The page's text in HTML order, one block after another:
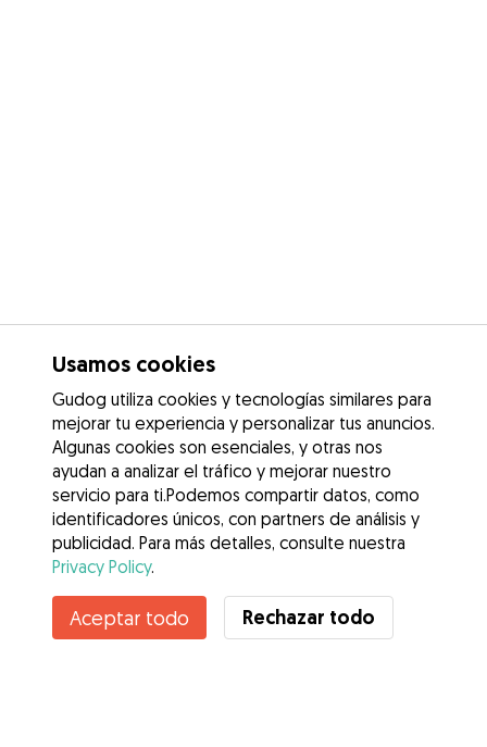
¿Conoces los Beneficios de Gudog? Ver más
Usamos cookies
Gudog utiliza cookies y tecnologías similares para
mejorar tu experiencia y personalizar tus anuncios.
Algunas cookies son esenciales, y otras nos
ayudan a analizar el tráfico y mejorar nuestro
servicio para ti.Podemos compartir datos, como
identificadores únicos, con partners de análisis y
publicidad. Para más detalles, consulte nuestra
Privacy Policy.
Aceptar todo Rechazar todo